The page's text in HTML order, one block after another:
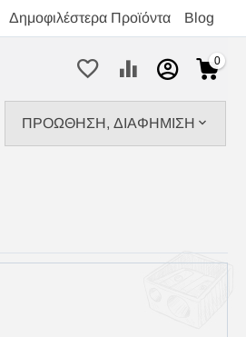
Δημοφιλέστερα Προϊόντα Blog
0
ΠΡΟΩΘΗΣΗ, ΔΙΑΦΗΜΙΣΗ